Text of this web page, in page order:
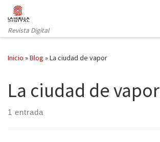
Saltar al contenido
Revista Digital
Inicio »Blog »La ciudad de vapor
La ciudad de vapor
1 entrada